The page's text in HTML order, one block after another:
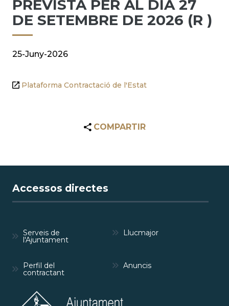
PREVISTA PER AL DIA 27
DE SETEMBRE DE 2026 (R )
25-Juny-2026
Plataforma Contractació de l'Estat
COMPARTIR
Accessos directes
Serveis de
l'Ajuntament
Llucmajor
Perfil del
contractant
Anuncis